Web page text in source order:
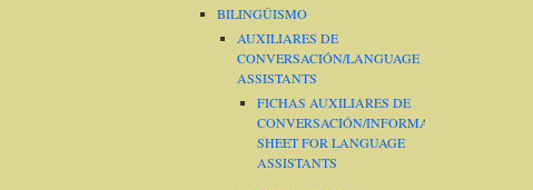
BILINGÜISMO
AUXILIARES DE
CONVERSACIÓN/LANGUAGE
ASSISTANTS
FICHAS AUXILIARES DE
CONVERSACIÓN/INFORMATION
SHEET FOR LANGUAGE
ASSISTANTS